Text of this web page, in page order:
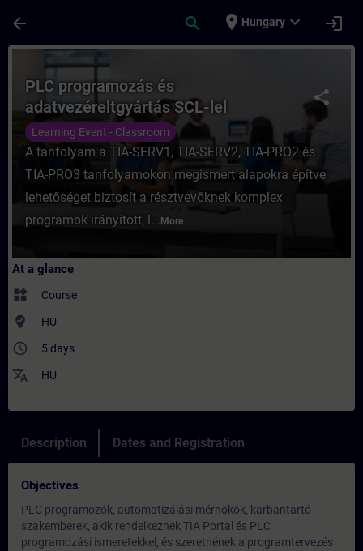
arrow_back search place Hungary expand_more login
Course - PLC programozás és
share
PLC programozás és
adatvezéreltgyártás SCL-lel
Learning Event - Classroom
A tanfolyam a TIA-SERV1, TIA-SERV2, TIA-PRO2 és
TIA-PRO3 tanfolyamokon megismert alapokra építve
lehetőséget biztosít a résztvevőknek komplex
programok irányított, l... More
At a glance
widgets Course
where_to_vote HU
access_time 5 days
translate HU
Description Dates and Registration
Objectives
PLC programozók, automatizálási mérnökök, karbantartó
szakemberek, akik rendelkeznek TIA Portal és PLC
programozási ismeretekkel, és szeretnének a programtervezés